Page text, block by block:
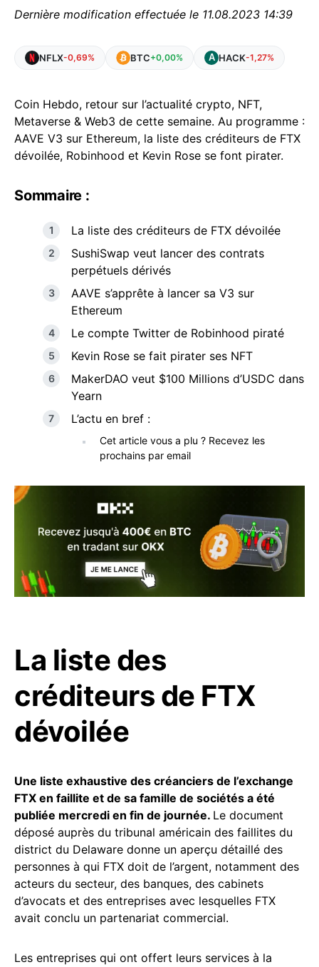
Dernière modification effectuée le 11.08.2023 14:39
NFLX-0,69% BTC+0,00% HACK-1,27%
Coin Hebdo, retour sur l’actualité crypto, NFT,
Metaverse & Web3 de cette semaine. Au programme :
AAVE V3 sur Ethereum, la liste des créditeurs de FTX
dévoilée, Robinhood et Kevin Rose se font pirater.
Sommaire :
La liste des créditeurs de FTX dévoilée
SushiSwap veut lancer des contrats
perpétuels dérivés
AAVE s’apprête à lancer sa V3 sur
Ethereum
Le compte Twitter de Robinhood piraté
Kevin Rose se fait pirater ses NFT
MakerDAO veut $100 Millions d’USDC dans
Yearn
L’actu en bref :
Cet article vous a plu ? Recevez les
prochains par email
La liste des
créditeurs de FTX
dévoilée
Une liste exhaustive des créanciers de l’exchange
FTX en faillite et de sa famille de sociétés a été
publiée mercredi en fin de journée. Le document
déposé auprès du tribunal américain des faillites du
district du Delaware donne un aperçu détaillé des
personnes à qui FTX doit de l’argent, notamment des
acteurs du secteur, des banques, des cabinets
d’avocats et des entreprises avec lesquelles FTX
avait conclu un partenariat commercial.
Les entreprises qui ont offert leurs services à la